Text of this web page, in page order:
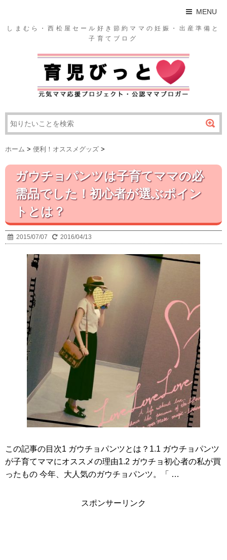
MENU
しまむら・西松屋セール好き節約ママの妊娠・出産準備と
子育てブログ
ホーム > 便利！オススメグッズ >
ガウチョパンツは子育てママの必
需品でした！初心者が選ぶポイン
トとは？
2015/07/07 2016/04/13
この記事の目次1 ガウチョパンツとは？1.1 ガウチョパンツ
が子育てママにオススメの理由1.2 ガウチョ初心者の私が買
ったもの 今年、大人気のガウチョパンツ。「 …
スポンサーリンク